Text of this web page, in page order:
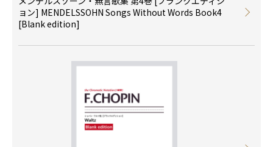
ョン] MENDELSSOHN Songs Without Words Book4
[Blank edition]